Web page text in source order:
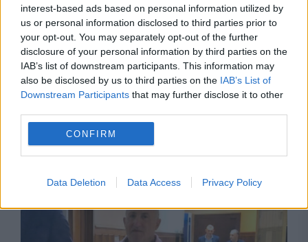
interest-based ads based on personal information utilized by
us or personal information disclosed to third parties prior to
your opt-out. You may separately opt-out of the further
disclosure of your personal information by third parties on the
IAB’s list of downstream participants. This information may
also be disclosed by us to third parties on the IAB’s List of
Downstream Participants that may further disclose it to other
CONFIRM
Data Deletion Data Access Privacy Policy
SOCIAL
A murit la doar 26 de ani. Milioane de oameni